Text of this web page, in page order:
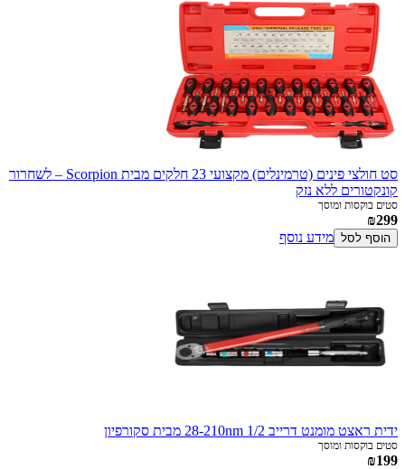
סט חולצי פינים (טרמינלים) מקצועי 23 חלקים מבית Scorpion – לשחרור
קונקטורים ללא נזק
סטים בוקסות ומוסך
₪299
הוסף לסל מידע נוסף
ידית ראצט מומנט דרייב 1/2 28-210nm מבית סקורפיון
סטים בוקסות ומוסך
₪199